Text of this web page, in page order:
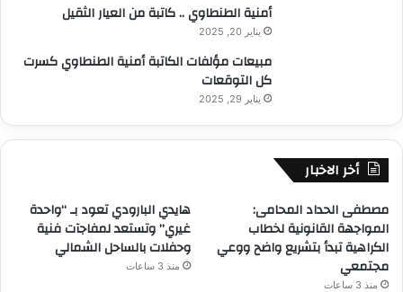
أمنية الطنطاوي .. كاتبة من العيار الثقيل
يناير 20, 2025
مبيعات مؤلفات الكاتبة أمنية الطنطاوي كسرت
كل التوقعات
يناير 29, 2025
أخر الاخبار
مصطفى الحداد المحامى:
المواجهة القانونية لخطاب
الكراهية تبدأ بتشريع واضح ووعي
مجتمعي
منذ 3 ساعات
هايدي البارودي تعود بـ “واحدة
غيري” وتستعد لمفاجآت فنية
وحفلات بالساحل الشمالي
منذ 3 ساعات